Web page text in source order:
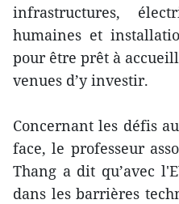
infrastructures,
humaines et
pour être prêt à
venues d’y investir.
Concernant les défis
face, le professeur
Thang a dit qu’avec
dans les barrières